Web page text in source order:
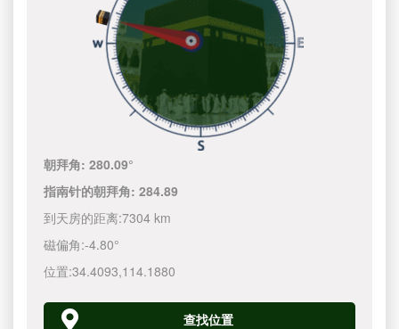
朝拜角:280.09°
指南针的朝拜角:284.89
到天房的距离:7304 km
磁偏角:-4.80°
位置:34.4093,114.1880
查找位置